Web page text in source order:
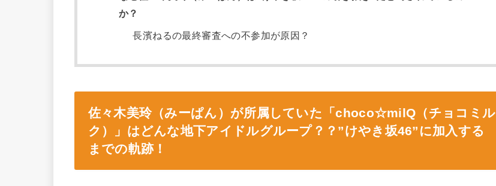
か？
長濱ねるの最終審査への不参加が原因？
佐々木美玲（みーぱん）が所属していた「choco☆milQ（チョコミル
ク）」はどんな地下アイドルグループ？？”けやき坂46”に加入する
までの軌跡！